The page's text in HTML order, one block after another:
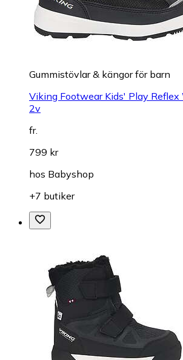
Gummistövlar & kängor för barn
Viking Footwear Kids' Play Reflex
2v
fr.
799 kr
hos Babyshop
+7 butiker